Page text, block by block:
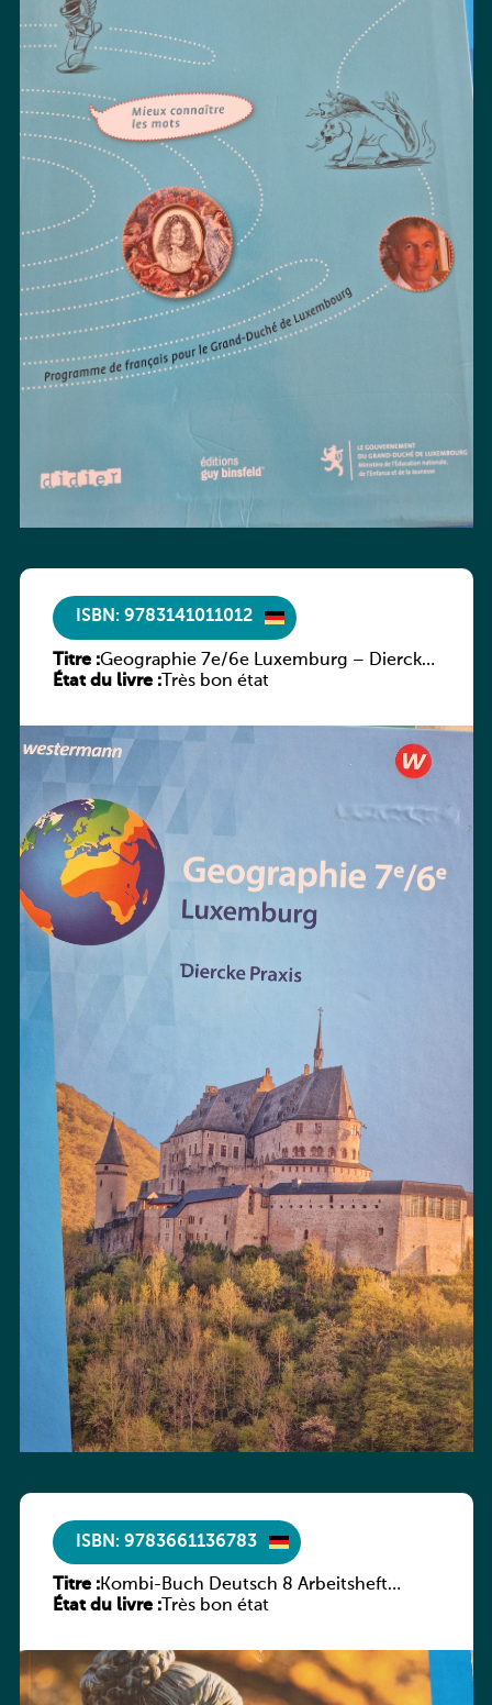
ISBN: 9783141011012
Titre :Geographie 7e/6e Luxemburg – Diercke
Praxis
État du livre :Très bon état
ISBN: 9783661136783
Titre :Kombi-Buch Deutsch 8 Arbeitsheft
(Neue Ausgabe Luxemburg)
État du livre :Très bon état